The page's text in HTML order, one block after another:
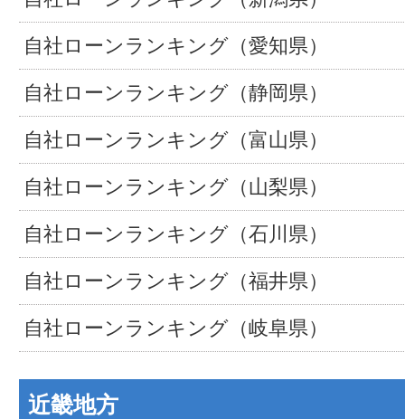
自社ローンランキング（愛知県）
自社ローンランキング（静岡県）
自社ローンランキング（富山県）
自社ローンランキング（山梨県）
自社ローンランキング（石川県）
自社ローンランキング（福井県）
自社ローンランキング（岐阜県）
近畿地方